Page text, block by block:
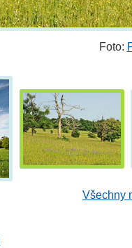
Foto:
Všechny